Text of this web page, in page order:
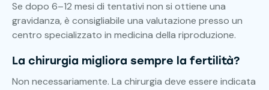
Se dopo 6–12 mesi di tentativi non si ottiene una
gravidanza, è consigliabile una valutazione presso un
centro specializzato in medicina della riproduzione.
La chirurgia migliora sempre la fertilità?
Non necessariamente. La chirurgia deve essere indicata